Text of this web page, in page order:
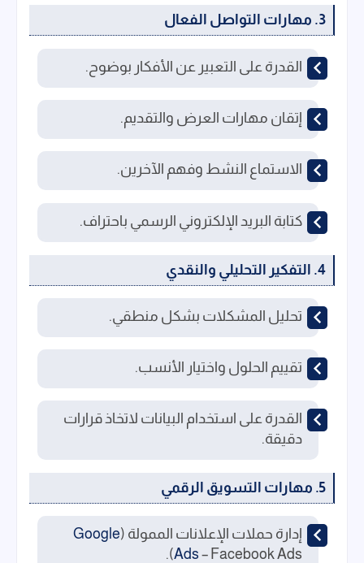
3. مهارات التواصل الفعال
القدرة على التعبير عن الأفكار بوضوح.
إتقان مهارات العرض والتقديم.
الاستماع النشط وفهم الآخرين.
كتابة البريد الإلكتروني الرسمي باحتراف.
4. التفكير التحليلي والنقدي
تحليل المشكلات بشكل منطقي.
تقييم الحلول واختيار الأنسب.
القدرة على استخدام البيانات لاتخاذ قرارات
دقيقة.
5. مهارات التسويق الرقمي
إدارة حملات الإعلانات الممولة (Google
Ads – Facebook Ads).